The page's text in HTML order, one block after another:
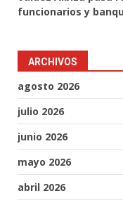
funcionarios y
ARCHIVOS
agosto 2026
julio 2026
junio 2026
mayo 2026
abril 2026